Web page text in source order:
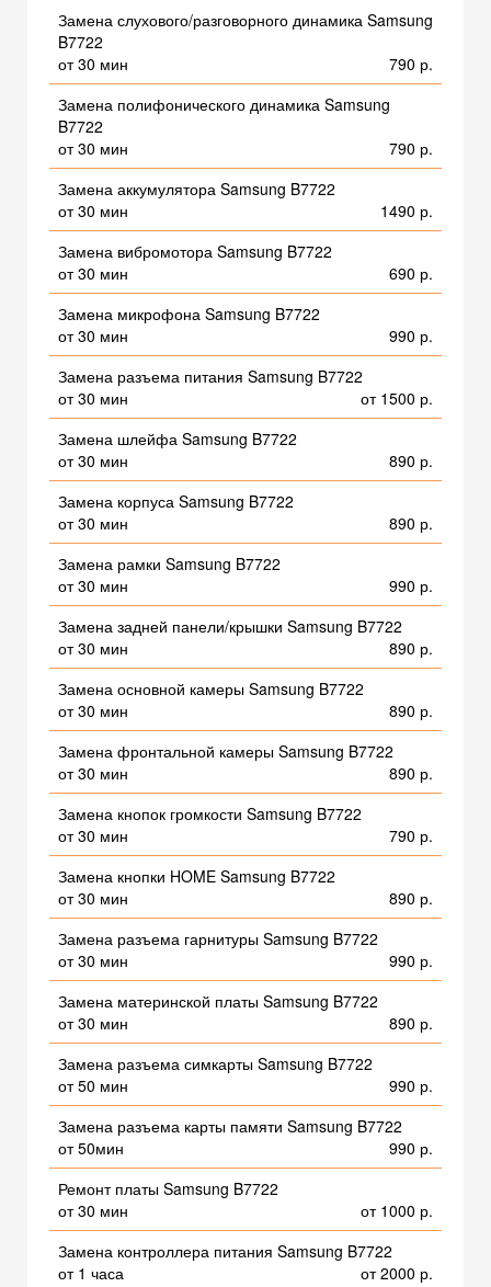
Замена слухового/разговорного динамика Samsung
B7722
от 30 мин
790 р.
Замена полифонического динамика Samsung
B7722
от 30 мин
790 р.
Замена аккумулятора Samsung B7722
от 30 мин
1490 р.
Замена вибромотора Samsung B7722
от 30 мин
690 р.
Замена микрофона Samsung B7722
от 30 мин
990 р.
Замена разъема питания Samsung B7722
от 30 мин
от 1500 р.
Замена шлейфа Samsung B7722
от 30 мин
890 р.
Замена корпуса Samsung B7722
от 30 мин
890 р.
Замена рамки Samsung B7722
от 30 мин
990 р.
Замена задней панели/крышки Samsung B7722
от 30 мин
890 р.
Замена основной камеры Samsung B7722
от 30 мин
890 р.
Замена фронтальной камеры Samsung B7722
от 30 мин
890 р.
Замена кнопок громкости Samsung B7722
от 30 мин
790 р.
Замена кнопки HOME Samsung B7722
от 30 мин
890 р.
Замена разъема гарнитуры Samsung B7722
от 30 мин
990 р.
Замена материнской платы Samsung B7722
от 30 мин
890 р.
Замена разъема симкарты Samsung B7722
от 50 мин
990 р.
Замена разъема карты памяти Samsung B7722
от 50мин
990 р.
Ремонт платы Samsung B7722
от 30 мин
от 1000 р.
Замена контроллера питания Samsung B7722
от 1 часа
от 2000 р.